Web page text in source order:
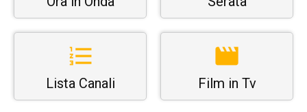
Lista Canali Film in Tv